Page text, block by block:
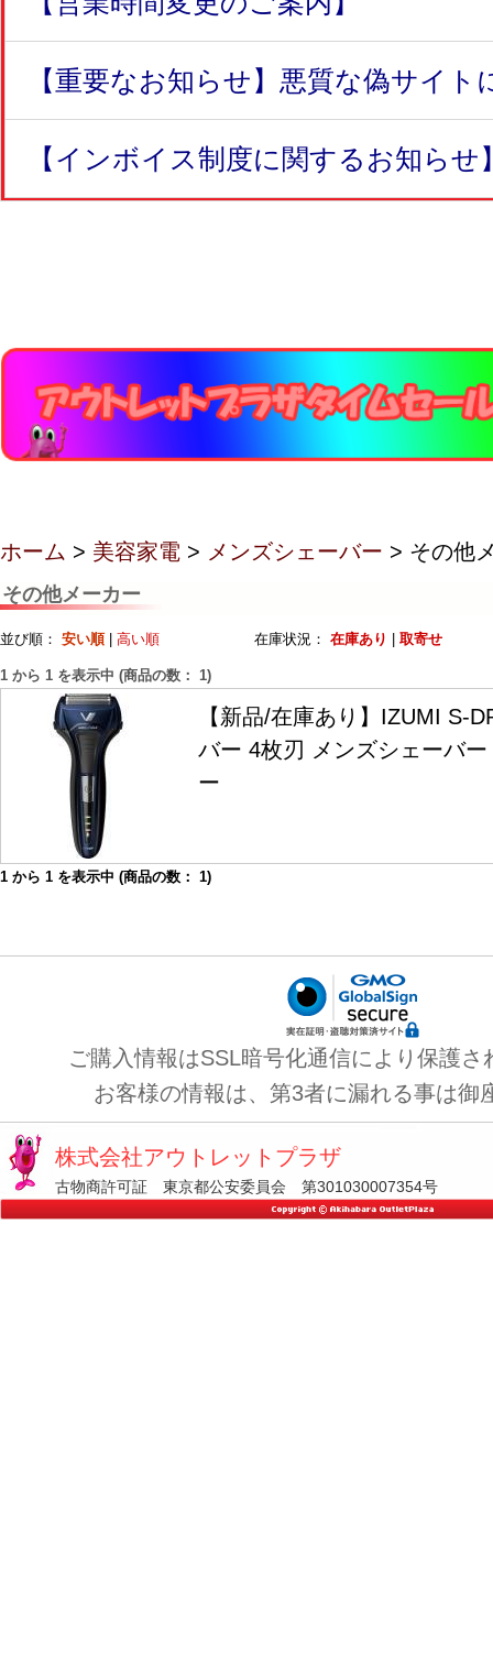
【重要なお知らせ】悪質な偽サイト
【インボイス制度に関するお知らせ
ホーム > 美容家電 > メンズシェーバー > その他
その他メーカー
並び順： 安い順| 高い順 在庫状況： 在庫あり 取寄せ
1 から 1 を表示中 (商品の数： 1)
【新品/在庫あり】IZUMI S-
バー 4枚刃 メンズシェーバ
ー
1 から 1 を表示中 (商品の数： 1)
ご購入情報はSSL暗号化通信により保護さ
お客様の情報は、第3者に漏れる事は御
株式会社アウトレットプラザ
古物商許可証 東京都公安委員会 第301030007354号